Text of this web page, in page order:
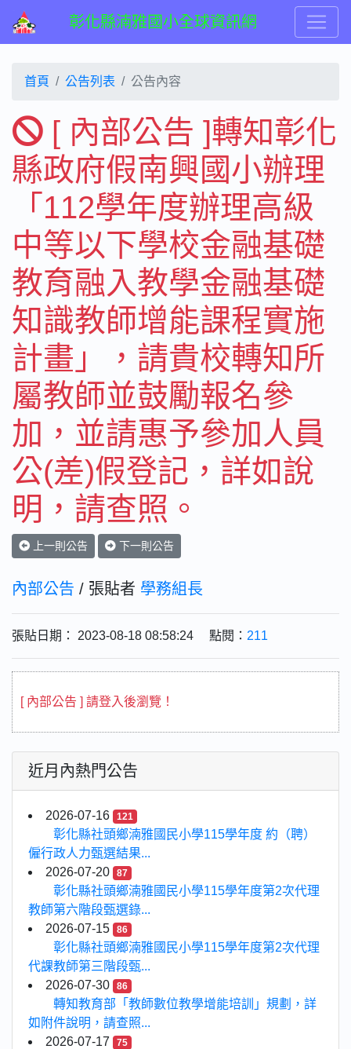
彰化縣湳雅國小全球資訊網
首頁 公告列表 公告內容
[ 內部公告 ]轉知彰化
縣政府假南興國小辦理
「112學年度辦理高級
中等以下學校金融基礎
教育融入教學金融基礎
知識教師增能課程實施
計畫」，請貴校轉知所
屬教師並鼓勵報名參
加，並請惠予參加人員
公(差)假登記，詳如說
明，請查照。
上一則公告 下一則公告
內部公告 / 張貼者 學務組長
張貼日期： 2023-08-18 08:58:24 點閱： 211
[ 內部公告 ] 請登入後瀏覽！
近月內熱門公告
2026-07-16 121
彰化縣社頭鄉湳雅國民小學115學年度 約（聘）
僱行政人力甄選結果...
2026-07-20
87
彰化縣社頭鄉湳雅國民小學115學年度第2次代理
教師第六階段甄選錄...
2026-07-15
86
彰化縣社頭鄉湳雅國民小學115學年度第2次代理
代課教師第三階段甄...
2026-07-30
86
轉知教育部「教師數位教學增能培訓」規劃，詳
如附件說明，請查照...
2026-07-17
75